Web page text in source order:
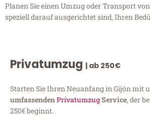
Planen Sie einen Umzug oder Transport
speziell darauf ausgerichtet sind, Ihren
Privatumzug | ab 250€
Starten Sie Ihren Neuanfang in Gijón mit
umfassendenPrivatumzugService, der
250€ beginnt.